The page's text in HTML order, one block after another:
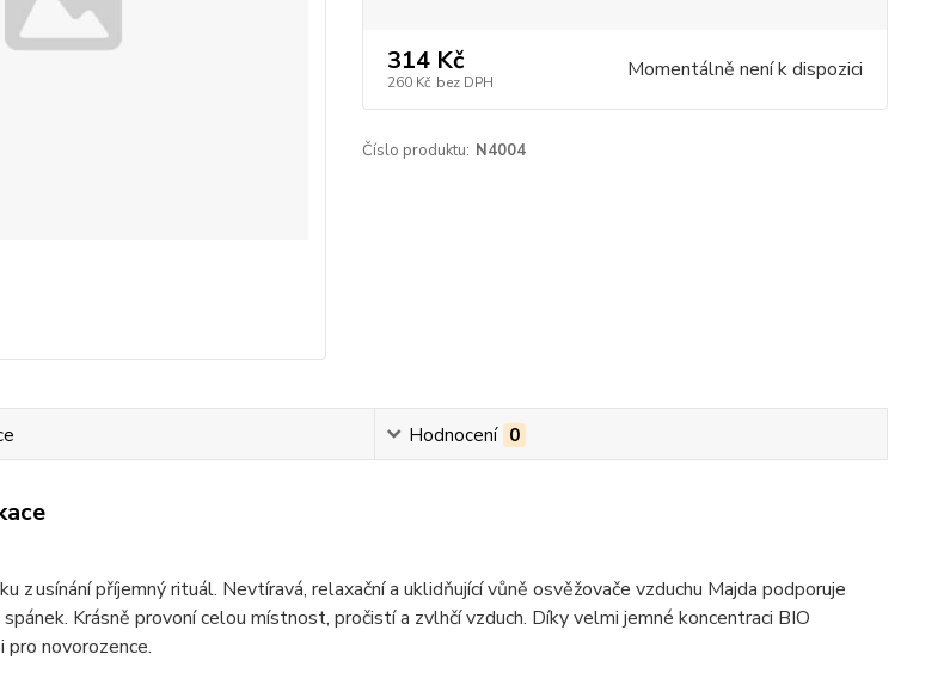
314 Kč
260 Kč bez DPH Momentálně není k dispozici
Číslo produktu: N4004
Hodnocení 0
z usínání příjemný rituál. Nevtíravá, relaxační a uklidňující vůně osvěžovače vzduchu Majda podporuje
Krásně provoní celou místnost, pročistí a zvlhčí vzduch. Díky velmi jemné koncentraci BIO
novorozence.